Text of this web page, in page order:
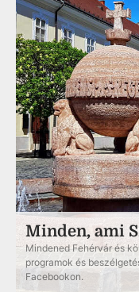
Minden, ami
Mindened Fehérvár és
programok és
Facebookon.